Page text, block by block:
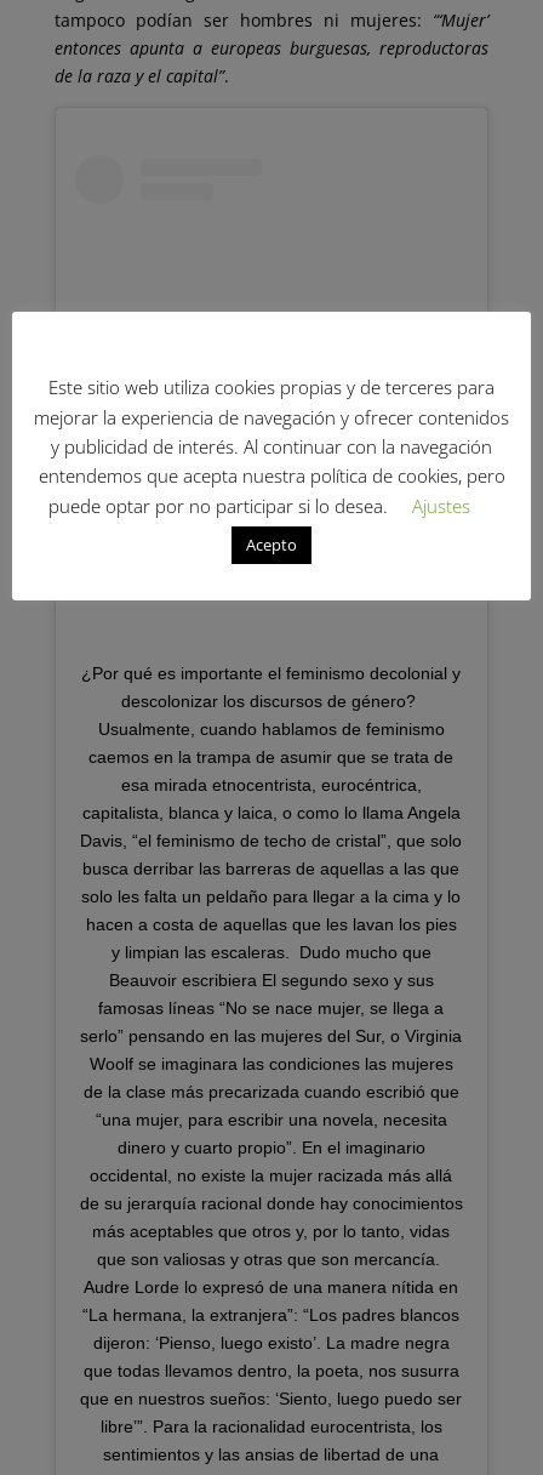
tampoco podían ser hombres ni mujeres: “‘Mujer’
entonces apunta a europeas burguesas, reproductoras
de la raza y el capital”.
Ver esta publicación en Instagram
¿Por qué es importante el feminismo decolonial y
descolonizar los discursos de género?⁣ ⁣
Usualmente, cuando hablamos de feminismo
caemos en la trampa de asumir que se trata de
esa mirada etnocentrista, eurocéntrica,
capitalista, blanca y laica, o como lo llama Angela
Davis, “el feminismo de techo de cristal”, que solo
busca derribar las barreras de aquellas a las que
solo les falta un peldaño para llegar a la cima y lo
hacen a costa de aquellas que les lavan los pies
y limpian las escaleras.⁣ ⁣ Dudo mucho que
Beauvoir escribiera El segundo sexo y sus
famosas líneas “No se nace mujer, se llega a
serlo” pensando en las mujeres del Sur, o Virginia
Woolf se imaginara las condiciones las mujeres
de la clase más precarizada cuando escribió que
“una mujer, para escribir una novela, necesita
dinero y cuarto propio”. En el imaginario
occidental, no existe la mujer racizada más allá
de su jerarquía racional donde hay conocimientos
más aceptables que otros y, por lo tanto, vidas
que son valiosas y otras que son mercancía.⁣ ⁣
Audre Lorde lo expresó de una manera nítida en
“La hermana, la extranjera”: “Los padres blancos
dijeron: ‘Pienso, luego existo’. La madre negra
que todas llevamos dentro, la poeta, nos susurra
que en nuestros sueños: ‘Siento, luego puedo ser
libre’”. Para la racionalidad eurocentrista, los
sentimientos y las ansias de libertad de una
Este sitio web utiliza cookies propias y de terceres para
mejorar la experiencia de navegación y ofrecer contenidos
y publicidad de interés. Al continuar con la navegación
entendemos que acepta nuestra política de cookies, pero
puede optar por no participar si lo desea.
Ajustes
Acepto